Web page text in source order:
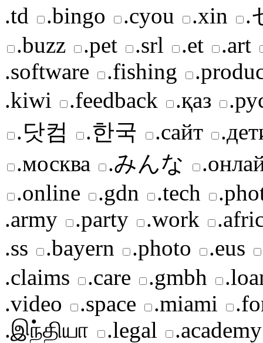
.td
.bingo .cyou .xin
.
.buzz
.pet .srl .et
.art
.software
.fishing
.kiwi
.feedback .қаз
.닷컴
.한국 .сайт
.москва
.みんな
.online
.gdn .tech
.army
.party .work
.ss
.bayern .photo
.eus
.claims
.care .gmbh
.video
.space .miami
.இந்தியா
.legal
.academy